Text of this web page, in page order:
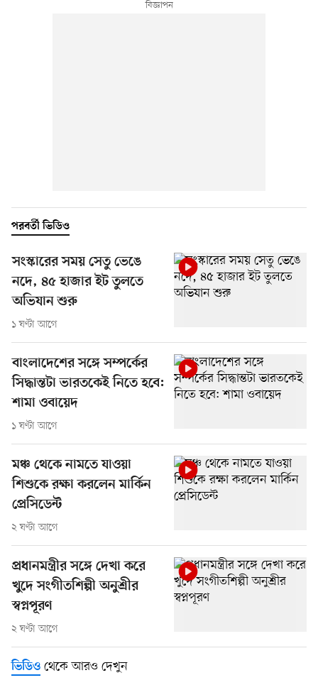
পরবর্তী ভিডিও
সংস্কারের সময় সেতু ভেঙে
নদে, ৪৫ হাজার ইট তুলতে
অভিযান শুরু
১ ঘণ্টা আগে
বাংলাদেশের সঙ্গে সম্পর্কের
সিদ্ধান্তটা ভারতকেই নিতে হবে:
শামা ওবায়েদ
১ ঘণ্টা আগে
মঞ্চ থেকে নামতে যাওয়া
শিশুকে রক্ষা করলেন মার্কিন
প্রেসিডেন্ট
২ ঘণ্টা আগে
প্রধানমন্ত্রীর সঙ্গে দেখা করে
খুদে সংগীতশিল্পী অনুশ্রীর
স্বপ্নপূরণ
২ ঘণ্টা আগে
ভিডিও থেকে আরও দেখুন